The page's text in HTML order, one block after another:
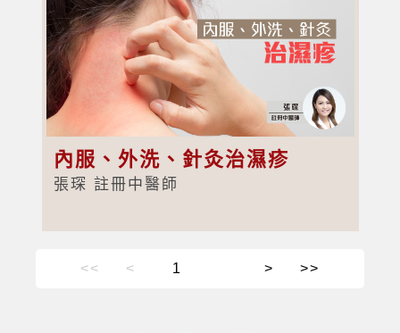
內服、外洗、針灸治濕疹
張琛 註冊中醫師
<< < > >>